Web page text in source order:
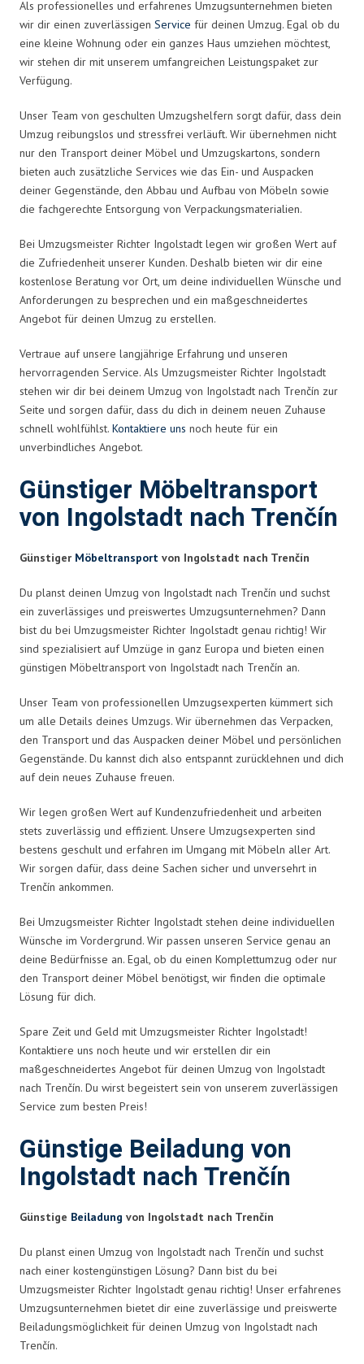
Als professionelles und erfahrenes Umzugsunternehmen bieten
wir dir einen zuverlässigen Service für deinen Umzug. Egal ob du
eine kleine Wohnung oder ein ganzes Haus umziehen möchtest,
wir stehen dir mit unserem umfangreichen Leistungspaket zur
Verfügung.
Unser Team von geschulten Umzugshelfern sorgt dafür, dass dein
Umzug reibungslos und stressfrei verläuft. Wir übernehmen nicht
nur den Transport deiner Möbel und Umzugskartons, sondern
bieten auch zusätzliche Services wie das Ein- und Auspacken
deiner Gegenstände, den Abbau und Aufbau von Möbeln sowie
die fachgerechte Entsorgung von Verpackungsmaterialien.
Bei Umzugsmeister Richter Ingolstadt legen wir großen Wert auf
die Zufriedenheit unserer Kunden. Deshalb bieten wir dir eine
kostenlose Beratung vor Ort, um deine individuellen Wünsche und
Anforderungen zu besprechen und ein maßgeschneidertes
Angebot für deinen Umzug zu erstellen.
Vertraue auf unsere langjährige Erfahrung und unseren
hervorragenden Service. Als Umzugsmeister Richter Ingolstadt
stehen wir dir bei deinem Umzug von Ingolstadt nach Trenčín zur
Seite und sorgen dafür, dass du dich in deinem neuen Zuhause
schnell wohlfühlst. Kontaktiere uns noch heute für ein
unverbindliches Angebot.
Günstiger Möbeltransport
von Ingolstadt nach Trenčín
Günstiger Möbeltransport von Ingolstadt nach Trenčín
Du planst deinen Umzug von Ingolstadt nach Trenčín und suchst
ein zuverlässiges und preiswertes Umzugsunternehmen? Dann
bist du bei Umzugsmeister Richter Ingolstadt genau richtig! Wir
sind spezialisiert auf Umzüge in ganz Europa und bieten einen
günstigen Möbeltransport von Ingolstadt nach Trenčín an.
Unser Team von professionellen Umzugsexperten kümmert sich
um alle Details deines Umzugs. Wir übernehmen das Verpacken,
den Transport und das Auspacken deiner Möbel und persönlichen
Gegenstände. Du kannst dich also entspannt zurücklehnen und dich
auf dein neues Zuhause freuen.
Wir legen großen Wert auf Kundenzufriedenheit und arbeiten
stets zuverlässig und effizient. Unsere Umzugsexperten sind
bestens geschult und erfahren im Umgang mit Möbeln aller Art.
Wir sorgen dafür, dass deine Sachen sicher und unversehrt in
Trenčín ankommen.
Bei Umzugsmeister Richter Ingolstadt stehen deine individuellen
Wünsche im Vordergrund. Wir passen unseren Service genau an
deine Bedürfnisse an. Egal, ob du einen Komplettumzug oder nur
den Transport deiner Möbel benötigst, wir finden die optimale
Lösung für dich.
Spare Zeit und Geld mit Umzugsmeister Richter Ingolstadt!
Kontaktiere uns noch heute und wir erstellen dir ein
maßgeschneidertes Angebot für deinen Umzug von Ingolstadt
nach Trenčín. Du wirst begeistert sein von unserem zuverlässigen
Service zum besten Preis!
Günstige Beiladung von
Ingolstadt nach Trenčín
Günstige Beiladung von Ingolstadt nach Trenčín
Du planst einen Umzug von Ingolstadt nach Trenčín und suchst
nach einer kostengünstigen Lösung? Dann bist du bei
Umzugsmeister Richter Ingolstadt genau richtig! Unser erfahrenes
Umzugsunternehmen bietet dir eine zuverlässige und preiswerte
Beiladungsmöglichkeit für deinen Umzug von Ingolstadt nach
Trenčín.